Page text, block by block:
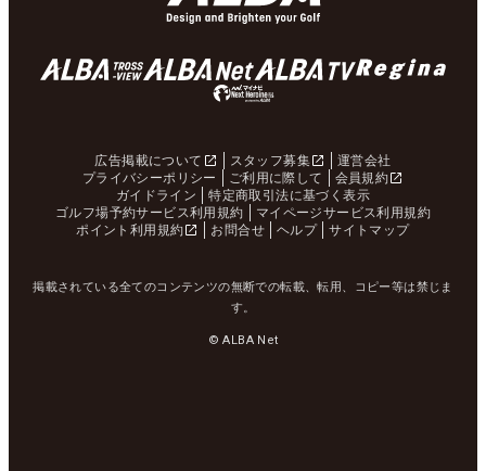
広告掲載について スタッフ募集
運営会社
プライバシーポリシー
ご利用に際して
会員規約
ガイドライン
特定商取引法に基づく表示
ゴルフ場予約サービス利用規約
マイページサービス利用規約
ポイント利用規約
お問合せ ヘルプ サイトマップ
掲載されている全てのコンテンツの無断での転載、転用、コピー等は禁じま
す。
© ALBA Net